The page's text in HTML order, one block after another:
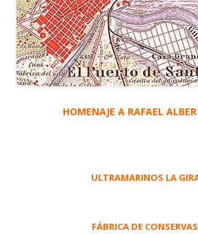
HOMENAJE A RAFAEL
ULTRAMARINOS LA
FÁBRICA DE